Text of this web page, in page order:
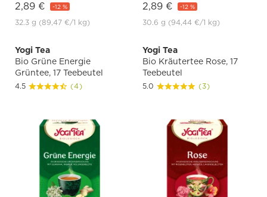
2,89 € -12 %
32.3 g (89,47 €/1 kg)
2,89 € -12 %
30.6 g (94,44 €/1 kg)
Yogi Tea
Bio Grüne Energie
Grüntee, 17 Teebeutel
4.5 (4)
Yogi Tea
Bio Kräutertee Rose, 17
Teebeutel
5.0 (3)